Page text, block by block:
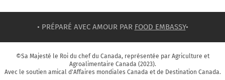
• PRÉPARÉ AVEC AMOUR PAR FOOD EMBASSY•
©Sa Majesté le Roi du chef du Canada, représentée par Agriculture et
Agroalimentaire Canada (2023).
Avec le soutien amical d'Affaires mondiales Canada et de Destination Canada.